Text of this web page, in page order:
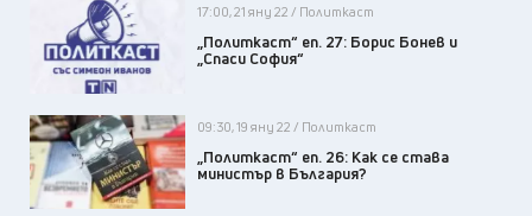
17:00, 21 яну 22 / Политкаст
„Политкаст“ еп. 27: Борис Бонев и
„Спаси София“
09:30, 19 яну 22 / Политкаст
„Политкаст“ еп. 26: Как се става
министър в България?